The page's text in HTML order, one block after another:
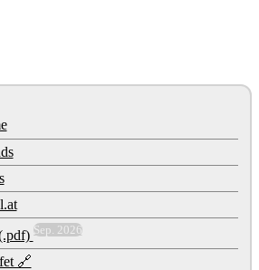
Sep. 2026
🔗